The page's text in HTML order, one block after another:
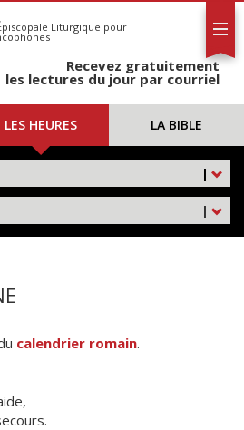
Liturgique pour
Recevez gratuitement
les lectures du jour par courriel
LES HEURES LA BIBLE
|
|
calendrier romain.